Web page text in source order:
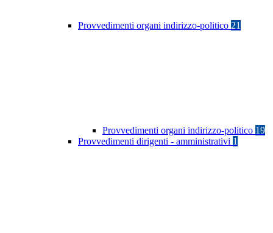
Provvedimenti organi indirizzo-politico 21
Provvedimenti organi indirizzo-politico 19
Provvedimenti dirigenti - amministrativi 1